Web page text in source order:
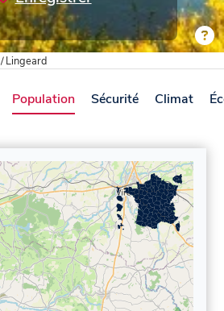
/Lingeard
Population Sécurité Climat